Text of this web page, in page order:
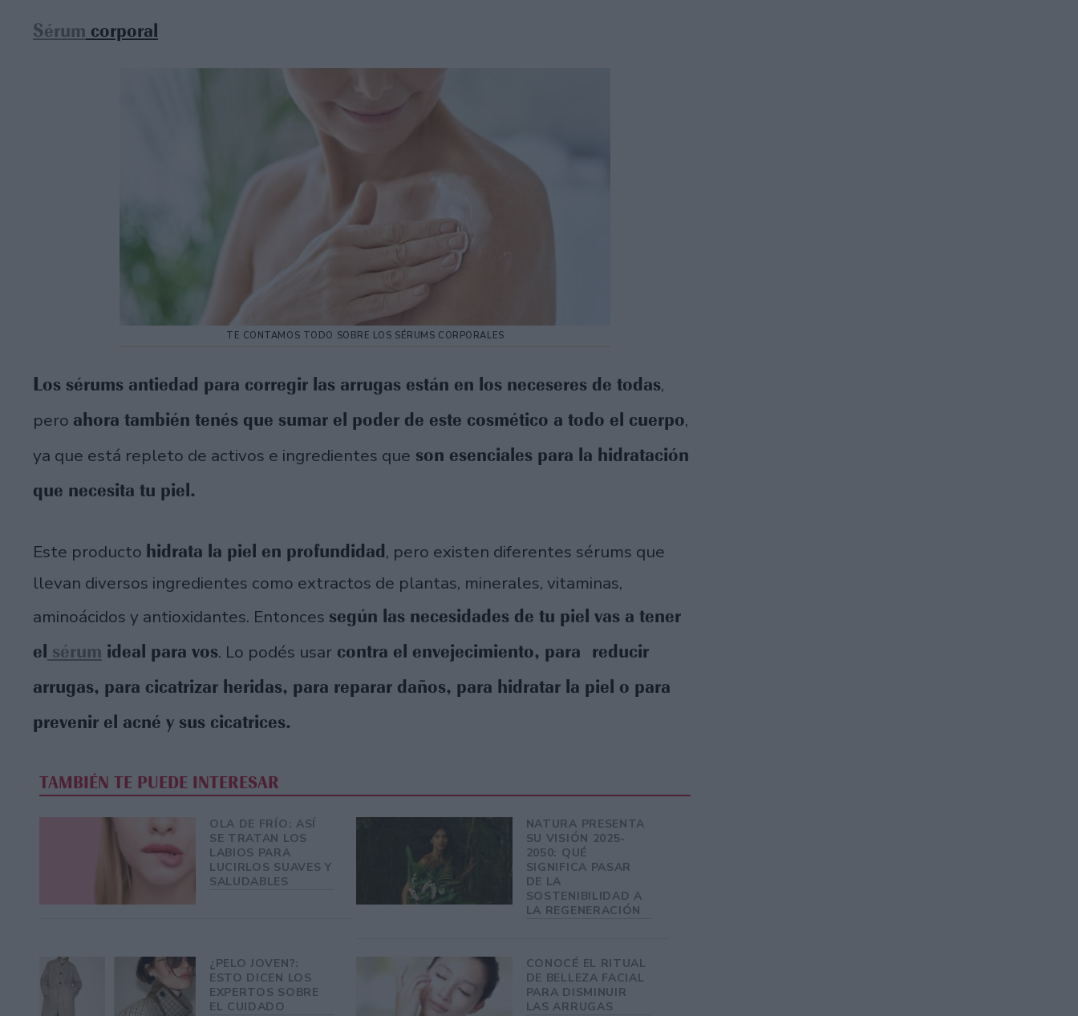
Sérum corporal
TE CONTAMOS TODO SOBRE LOS SÉRUMS CORPORALES
Los sérums antiedad para corregir las arrugas están en los neceseres de todas,
pero ahora también tenés que sumar el poder de este cosmético a todo el cuerpo,
ya que está repleto de activos e ingredientes que son esenciales para la hidratación
que necesita tu piel.
Este producto hidrata la piel en profundidad, pero existen diferentes sérums que
llevan diversos ingredientes como extractos de plantas, minerales, vitaminas,
aminoácidos y antioxidantes. Entonces según las necesidades de tu piel vas a tener
el sérum ideal para vos. Lo podés usar contra el envejecimiento, para reducir
arrugas, para cicatrizar heridas, para reparar daños, para hidratar la piel o para
prevenir el acné y sus cicatrices.
TAMBIÉN TE PUEDE INTERESAR
OLA DE FRÍO: ASÍ
SE TRATAN LOS
LABIOS PARA
LUCIRLOS SUAVES Y
SALUDABLES
NATURA PRESENTA
SU VISIÓN 2025-
2050: QUÉ
SIGNIFICA PASAR
DE LA
SOSTENIBILIDAD A
LA REGENERACIÓN
¿PELO JOVEN?:
ESTO DICEN LOS
EXPERTOS SOBRE
EL CUIDADO
CONOCÉ EL RITUAL
DE BELLEZA FACIAL
PARA DISMINUIR
LAS ARRUGAS